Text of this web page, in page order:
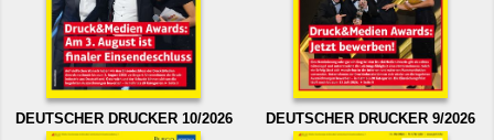
DEUTSCHER DRUCKER 10/2026 DEUTSCHER DRUCKER 9/2026